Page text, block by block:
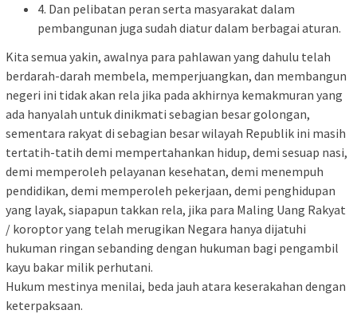
4. Dan pelibatan peran serta masyarakat dalam
pembangunan juga sudah diatur dalam berbagai aturan.
Kita semua yakin, awalnya para pahlawan yang dahulu telah
berdarah-darah membela, memperjuangkan, dan membangun
negeri ini tidak akan rela jika pada akhirnya kemakmuran yang
ada hanyalah untuk dinikmati sebagian besar golongan,
sementara rakyat di sebagian besar wilayah Republik ini masih
tertatih-tatih demi mempertahankan hidup, demi sesuap nasi,
demi memperoleh pelayanan kesehatan, demi menempuh
pendidikan, demi memperoleh pekerjaan, demi penghidupan
yang layak, siapapun takkan rela, jika para Maling Uang Rakyat
/ koroptor yang telah merugikan Negara hanya dijatuhi
hukuman ringan sebanding dengan hukuman bagi pengambil
kayu bakar milik perhutani.
Hukum mestinya menilai, beda jauh atara keserakahan dengan
keterpaksaan.